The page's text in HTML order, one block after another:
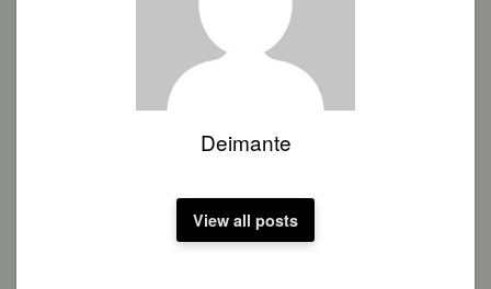
Deimante
View all posts